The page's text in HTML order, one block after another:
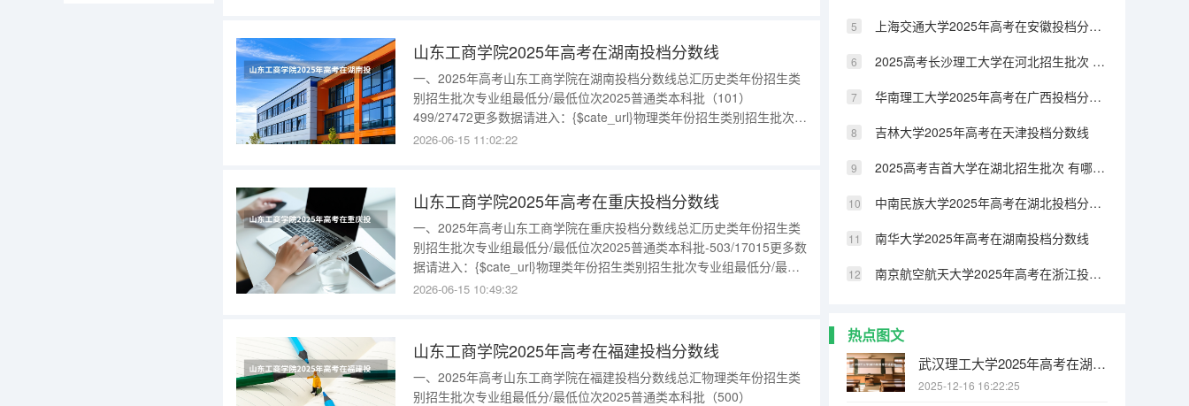
山东工商学院2025年高考在湖南投档分数线
一、2025年高考山东工商学院在湖南投档分数线总汇历史类年份招生类
别招生批次专业组最低分/最低位次2025普通类本科批（101）
499/27472更多数据请进入：{$cate_url}物理类年份招生类别招生批次专
业组最低分/最低位次2025普通类本科批（104）477/1181192025普通
2026-06-15 11:02:22
山东工商学院2025年高考在重庆投档分数线
一、2025年高考山东工商学院在重庆投档分数线总汇历史类年份招生类
别招生批次专业组最低分/最低位次2025普通类本科批-503/17015更多数
据请进入：{$cate_url}物理类年份招生类别招生批次专业组最低分/最低
位次2025普通类本科批-499/62675更多数据请进入：{$cate_url}
2026-06-15 10:49:32
山东工商学院2025年高考在福建投档分数线
一、2025年高考山东工商学院在福建投档分数线总汇物理类年份招生类
别招生批次专业组最低分/最低位次2025普通类本科批（500）
上海交通大学2025年高考在安徽投档分数线
2025高考长沙理工大学在河北招生批次 有哪些专业？（2026参考）
华南理工大学2025年高考在广西投档分数线
吉林大学2025年高考在天津投档分数线
2025高考吉首大学在湖北招生批次 有哪些专业？（2026参考）
中南民族大学2025年高考在湖北投档分数线
南华大学2025年高考在湖南投档分数线
南京航空航天大学2025年高考在浙江投档分数线
热点图文
武汉理工大学2025年高考在湖北投档分数线
2025-12-16 16:22:25